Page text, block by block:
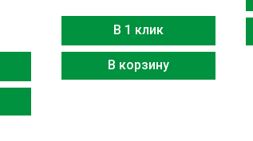
В 1 клик
В корзину